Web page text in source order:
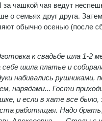
за чашкой чая ведут
о семьях друг друга.
обычно осенью (после
к свадьбе шла 1-2
себе шила платье и
набивались рушниками,
нарядами... Гости
и если в хате все
работящая. Надо брать,